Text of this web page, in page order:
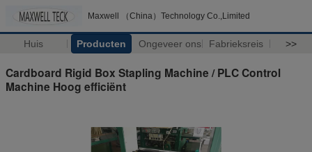
Maxwell （China）Technology Co.,Limited
Huis Producten Ongeveer ons Fabrieksreis >>
Cardboard Rigid Box Stapling Machine / PLC Control
Machine Hoog efficiënt